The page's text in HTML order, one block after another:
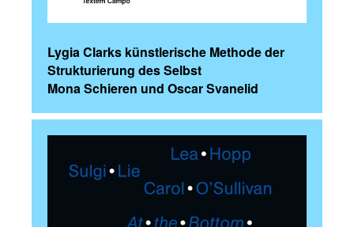
Lygia Clarks künstlerische Methode der
Strukturierung des Selbst
Mona Schieren und Oscar Svanelid